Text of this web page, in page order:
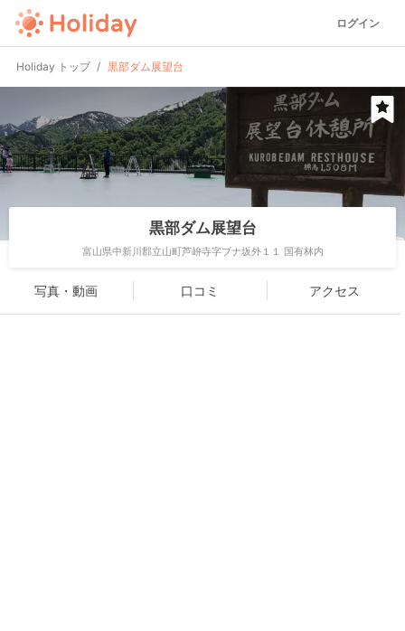
ログイン
Holiday トップ 黒部ダム展望台
黒部ダム展望台
富山県中新川郡立山町芦峅寺字ブナ坂外１１ 国有林内
写真・動画 口コミ アクセス